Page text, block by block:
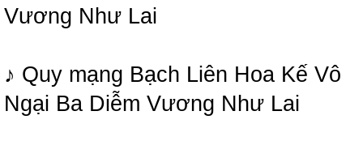
Vương Như Lai
♪ Quy mạng Bạch Liên Hoa Kế Vô
Ngại Ba Diễm Vương Như Lai